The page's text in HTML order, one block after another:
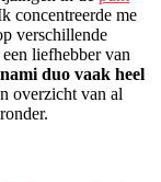
concentreerde me
verschillende
liefhebber van
duo vaak heel
overzicht van al